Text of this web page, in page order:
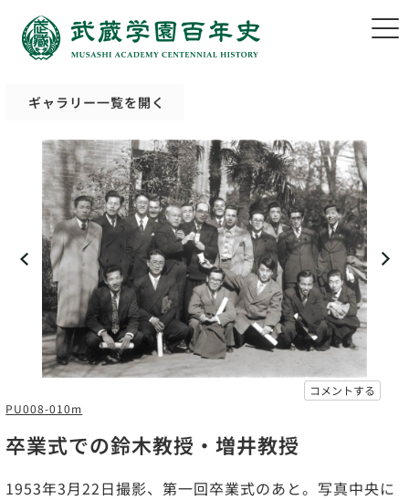
ギャラリー一覧を開く
コメントする
PU008-010m
卒業式での鈴木教授・増井教授
1953年3月22日撮影、第一回卒業式のあと。写真中央に